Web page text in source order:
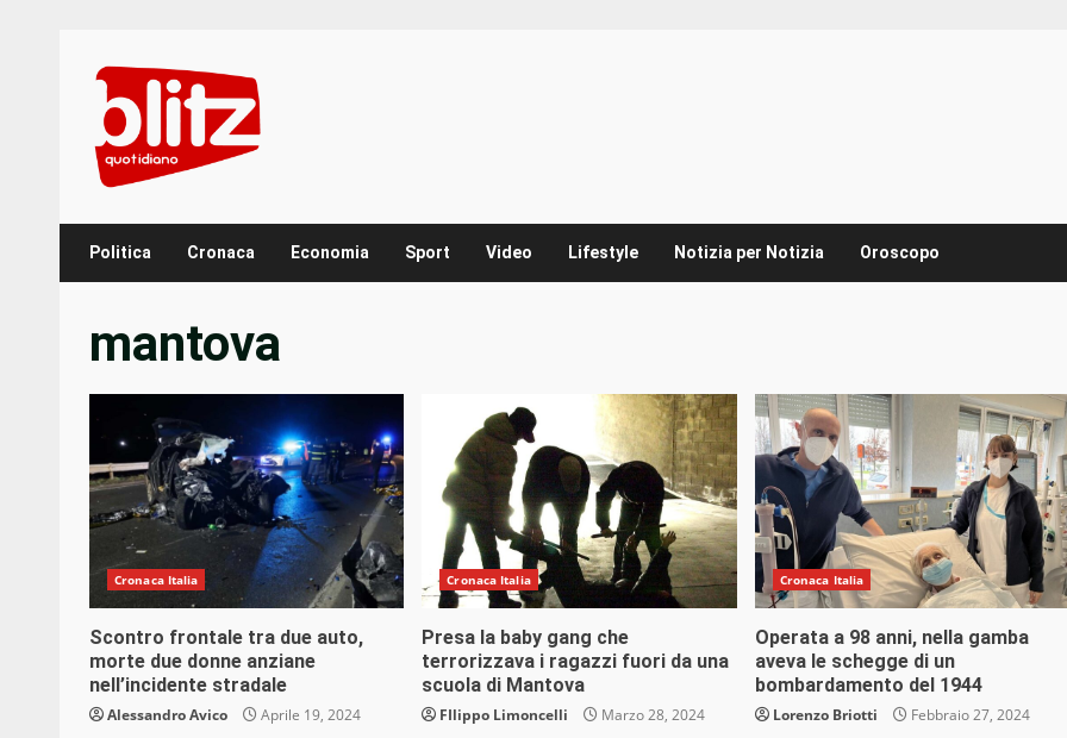
content
Politica Cronaca Economia Sport Video Lifestyle Notizia per Notizia Oroscopo
mantova
Cronaca Italia
Scontro frontale tra due auto,
morte due donne anziane
nell’incidente stradale
Alessandro Avico Aprile 19, 2024
Cronaca Italia
Presa la baby gang che
terrorizzava i ragazzi fuori da una
scuola di Mantova
FIlippo Limoncelli Marzo 28, 2024
Cronaca Italia
Operata a 98 anni, nella gamba
aveva le schegge di un
bombardamento del 1944
Lorenzo Briotti Febbraio 27, 2024